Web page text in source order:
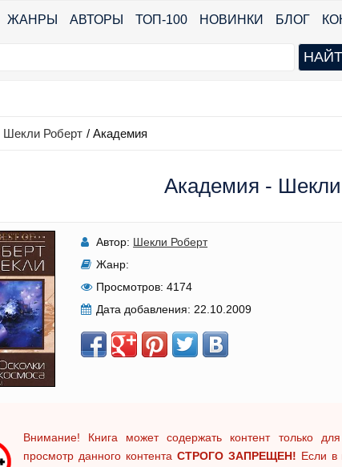
ЖАНРЫ АВТОРЫ ТОП-100 НОВИНКИ БЛОГ
Шекли Роберт / Академия
Академия -
Автор: Шекли Роберт
Жанр:
Просмотров: 4174
Дата добавления: 22.10.2009
Внимание! Книга может содержать контент только
просмотр данного контента СТРОГО ЗАПРЕЩЕН! Если в